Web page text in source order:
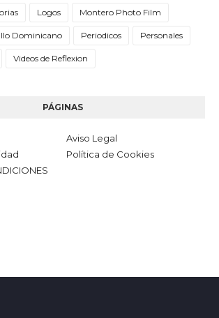
Logos Montero Photo Film
Dominicano Periodicos Personales
Videos de Reflexion
PÁGINAS
Aviso Legal
Política de Cookies